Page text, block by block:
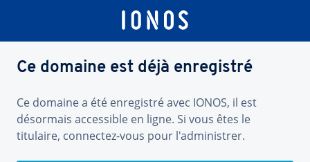
Ce domaine est déjà enregistré
Ce domaine a été enregistré avec IONOS, il est
désormais accessible en ligne. Si vous êtes le
titulaire, connectez-vous pour l'administrer.